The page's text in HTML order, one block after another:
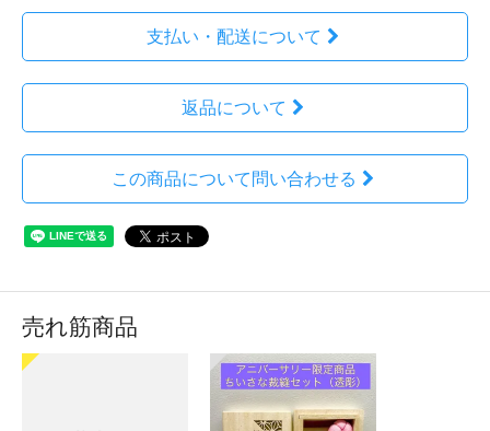
支払い・配送について
返品について
この商品について問い合わせる
売れ筋商品